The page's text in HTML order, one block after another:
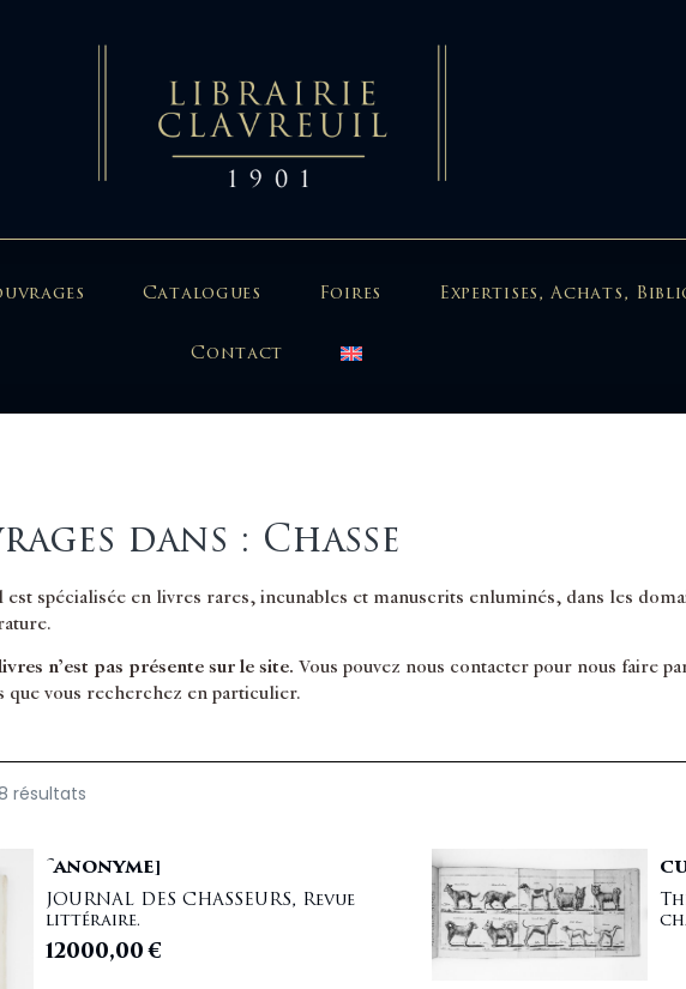
Catalogues Foires Expertises, Achats,
Contact
dans : Chasse
spécialisée en livres rares, incunables et manuscrits enluminés, dans les
n’est pas présente sur le site. Vous pouvez nous contacter pour nous faire
que vous recherchez en particulier.
résultats
[ANONYME]
JOURNAL DES CHASSEURS, Revue
littéraire.
12000,00€